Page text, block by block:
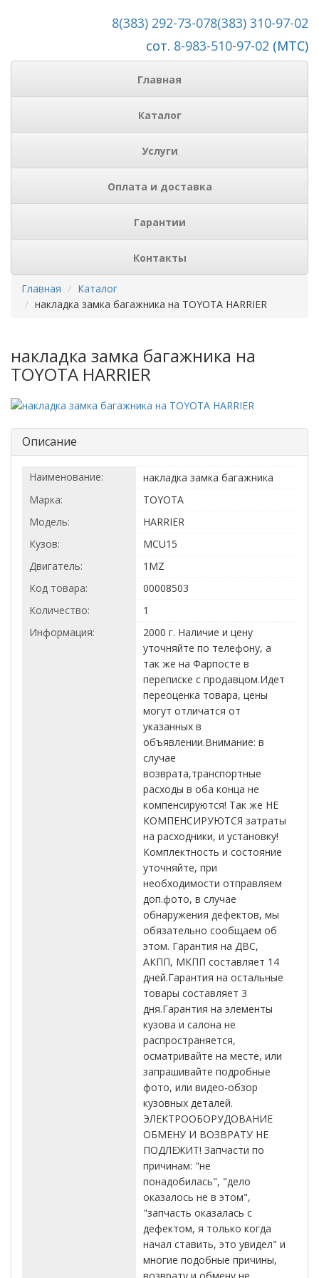
8(383) 310-97-02
8(383) 292-73-07
сот. 8-983-510-97-02 (МТС)
Главная
Каталог
Услуги
Оплата и доставка
Гарантии
Контакты
Главная
Каталог
накладка замка багажника на TOYOTA HARRIER
накладка замка багажника на
TOYOTA HARRIER
Описание
Наименование:
накладка замка багажника
Марка:
TOYOTA
Модель:
HARRIER
Кузов:
MCU15
Двигатель:
1MZ
Код товара:
00008503
Количество:
1
Информация:
2000 г. Наличие и цену
уточняйте по телефону, а
так же на Фарпосте в
переписке с продавцом.Идет
переоценка товара, цены
могут отличатся от
указанных в
объявлении.Внимание: в
случае
возврата,транспортные
расходы в оба конца не
компенсируются! Так же НЕ
КОМПЕНСИРУЮТСЯ затраты
на расходники, и установку!
Комплектность и состояние
уточняйте, при
необходимости отправляем
доп.фото, в случае
обнаружения дефектов, мы
обязательно сообщаем об
этом. Гарантия на ДВС,
АКПП, МКПП составляет 14
дней.Гарантия на остальные
товары составляет 3
дня.Гарантия на элементы
кузова и салона не
распространяется,
осматривайте на месте, или
запрашивайте подробные
фото, или видео-обзор
кузовных деталей.
ЭЛЕКТРООБОРУДОВАНИЕ
ОБМЕНУ И ВОЗВРАТУ НЕ
ПОДЛЕЖИТ! Запчасти по
причинам: "не
понадобилась", "дело
оказалось не в этом",
"запчасть оказалась с
дефектом, я только когда
начал ставить, это увидел" и
многие подобные причины,